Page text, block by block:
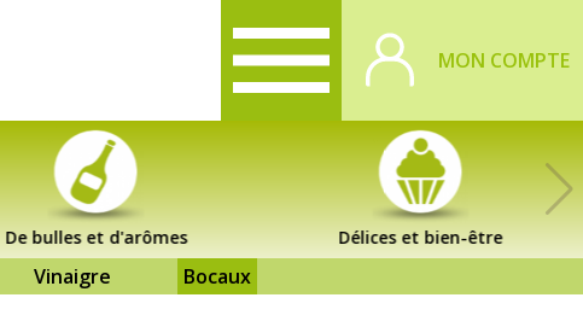
MON COMPTE
De bulles et d'arômes Délices et bien-être
Vinaigre Bocaux